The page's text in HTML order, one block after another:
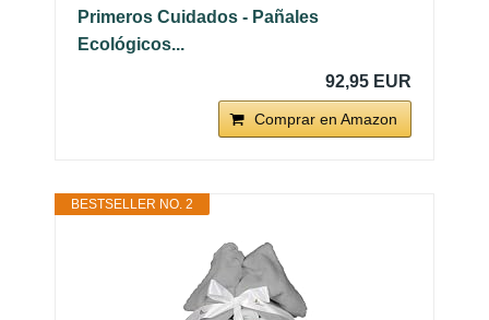
Primeros Cuidados - Pañales
Ecológicos...
92,95 EUR
Comprar en Amazon
BESTSELLER NO. 2